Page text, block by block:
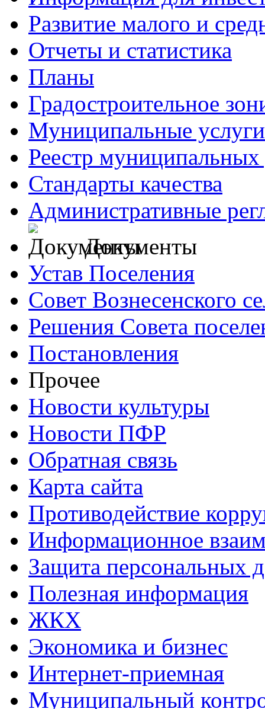
Развитие малого и
Отчеты и статистика
Планы
Градостроительное
Муниципальные услуги
Реестр муниципальных
Стандарты качества
Административные
Документы
Устав Поселения
Совет Вознесенского
Решения Совета
Постановления
Прочее
Новости культуры
Новости ПФР
Обратная связь
Карта сайта
Противодействие
Информационное
Защита персональных
Полезная информация
ЖКХ
Экономика и бизнес
Интернет-приемная
Муниципальный